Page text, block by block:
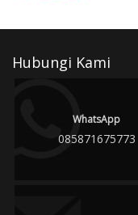
Hubungi Kami
WhatsApp
085871675773